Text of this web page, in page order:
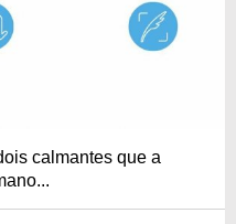
calmantes que a